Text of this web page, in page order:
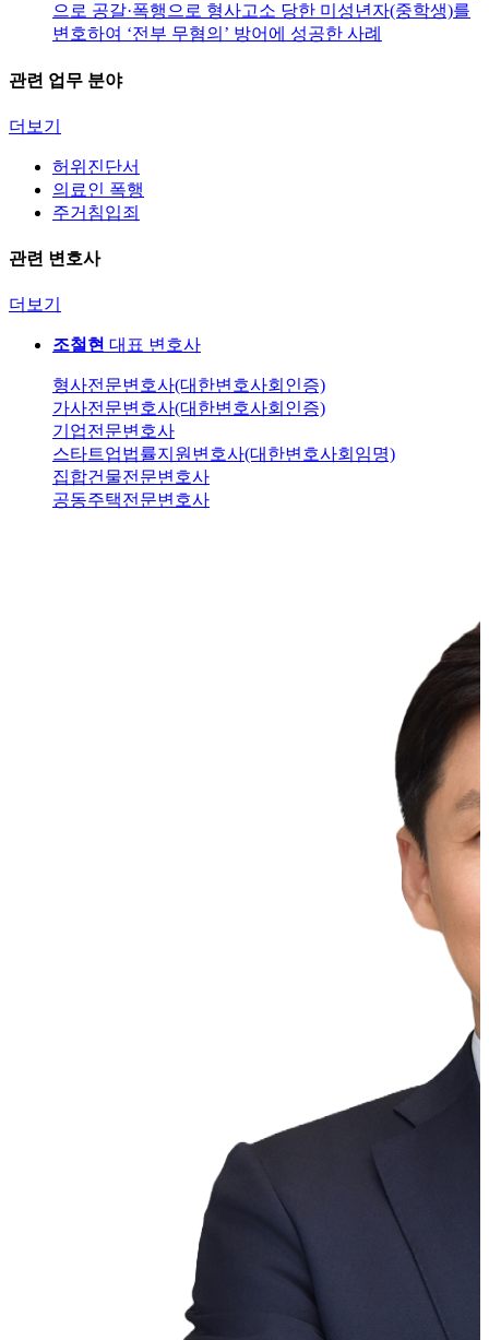
으로 공갈·폭행으로 형사고소 당한 미성년자(중학생)를
변호하여 ‘전부 무혐의’ 방어에 성공한 사례
관련 업무 분야
더보기
허위진단서
의료인 폭행
주거침입죄
관련 변호사
더보기
조철현 대표 변호사
형사전문변호사(대한변호사회인증)
가사전문변호사(대한변호사회인증)
기업전문변호사
스타트업법률지원변호사(대한변호사회임명)
집합건물전문변호사
공동주택전문변호사